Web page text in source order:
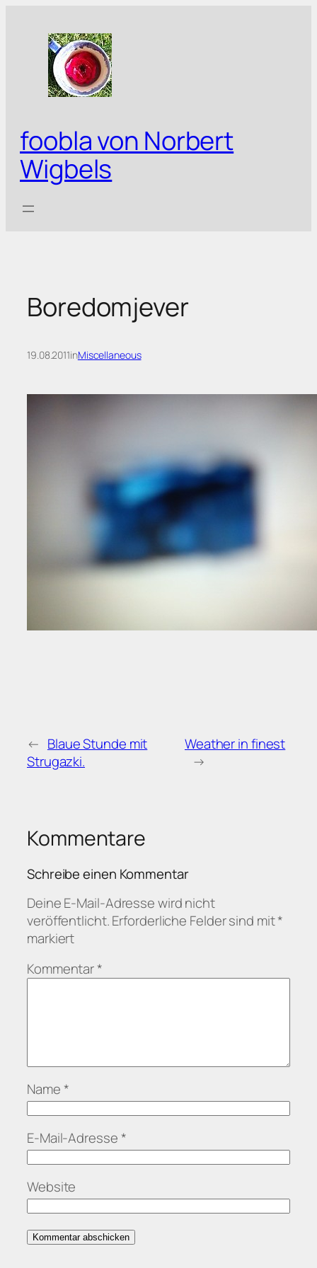
springen
foobla von Norbert
Wigbels
Boredomjever
19.08.2011inMiscellaneous
← Blaue Stunde mit
Strugazki.
Weather in finest
→
Kommentare
Schreibe einen Kommentar
Deine E-Mail-Adresse wird nicht
veröffentlicht.Erforderliche Felder sind mit*
markiert
Kommentar*
Name *
E-Mail-Adresse *
Website